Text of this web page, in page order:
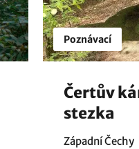
Poznávací
Čertův
stezka
Západní Čechy